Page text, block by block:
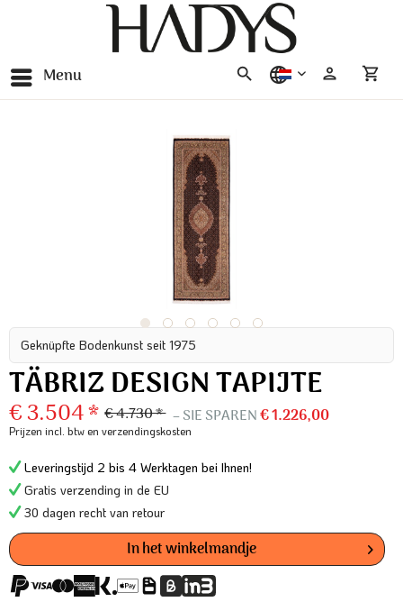
Menu nederlands
Geknüpfte Bodenkunst seit 1975
TÄBRIZ DESIGN TAPIJTE
€ 3.504 * € 4.730 * – SIE SPAREN€ 1.226,00
Prijzen incl. btwen verzendingskosten
Leveringstijd 2 bis 4 Werktagen bei Ihnen!
Gratis verzending in de EU
30 dagen recht van retour
In het winkelmandje